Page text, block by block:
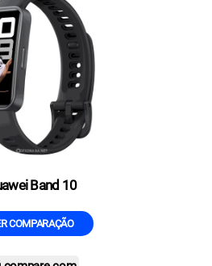
Band 10
COMPARAÇÃO